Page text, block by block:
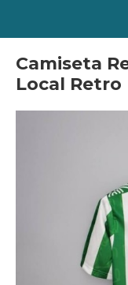
Camiseta
Local Retro